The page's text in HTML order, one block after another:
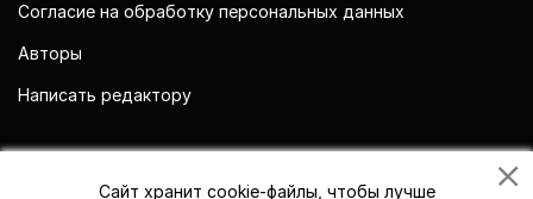
Согласие на обработку персональных данных
Авторы
Написать редактору
Сайт хранит cookie-файлы, чтобы лучше